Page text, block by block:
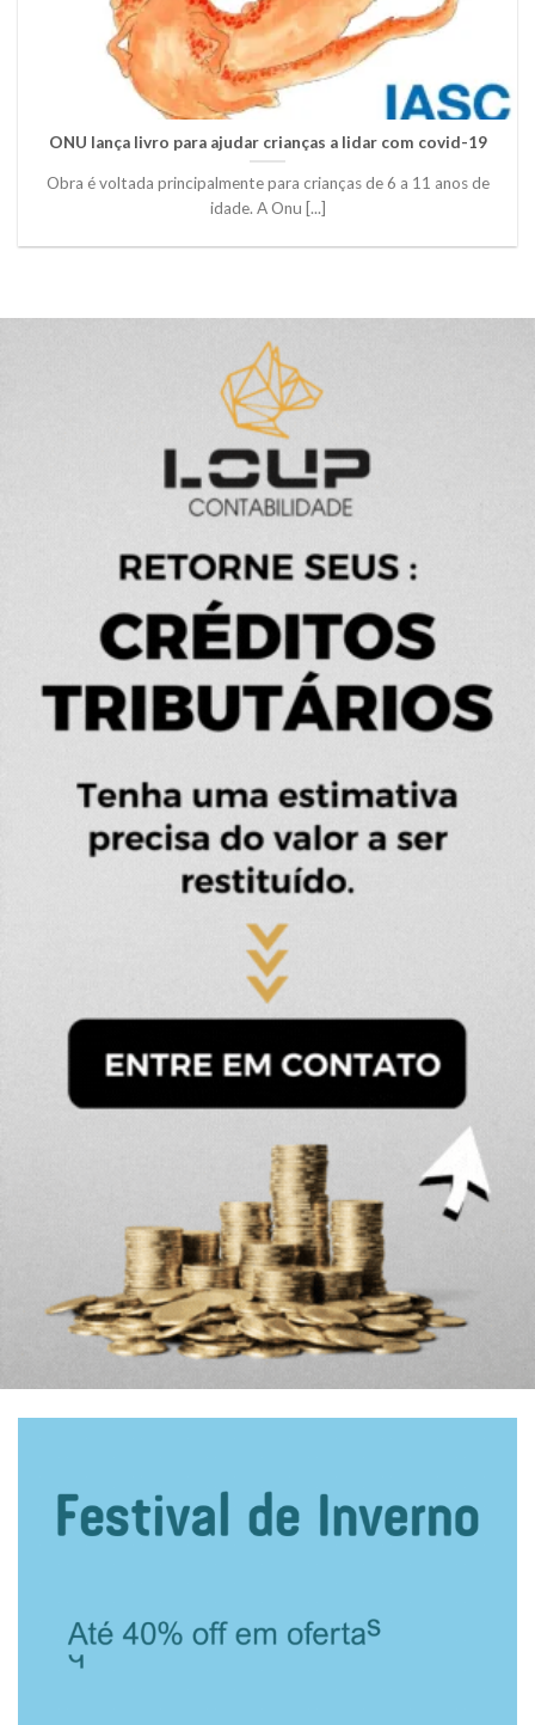
ONU lança livro para ajudar crianças a lidar com covid-19
Obra é voltada principalmente para crianças de 6 a 11 anos de
idade. A Onu [...]